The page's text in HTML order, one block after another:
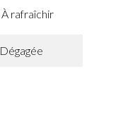
À rafraîchir
Dégagée